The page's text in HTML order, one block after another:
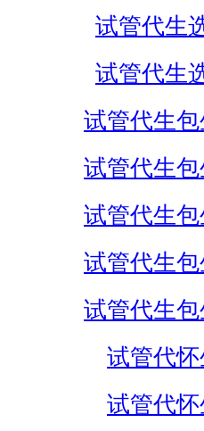
试管代生
试管代生
试管代生
试管代生
试管代生
试管代生
试管代生包
试管代
试管代